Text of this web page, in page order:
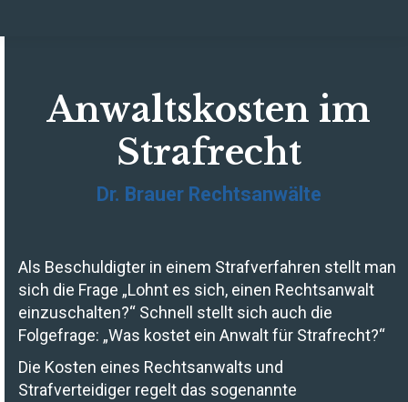
Anwaltskosten im
Strafrecht
Dr. Brauer Rechtsanwälte
Als Beschuldigter in einem Strafverfahren stellt man
sich die Frage „Lohnt es sich, einen Rechtsanwalt
einzuschalten?“ Schnell stellt sich auch die
Folgefrage: „Was kostet ein Anwalt für Strafrecht?“
Die Kosten eines Rechtsanwalts und
Strafverteidiger regelt das sogenannte